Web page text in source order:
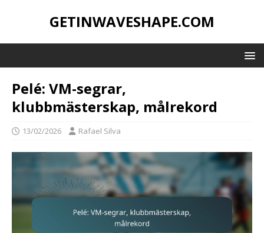
GETINWAVESHAPE.COM
Pelé: VM-segrar,
klubbmästerskap, målrekord
13/02/2026 Rafael Silva